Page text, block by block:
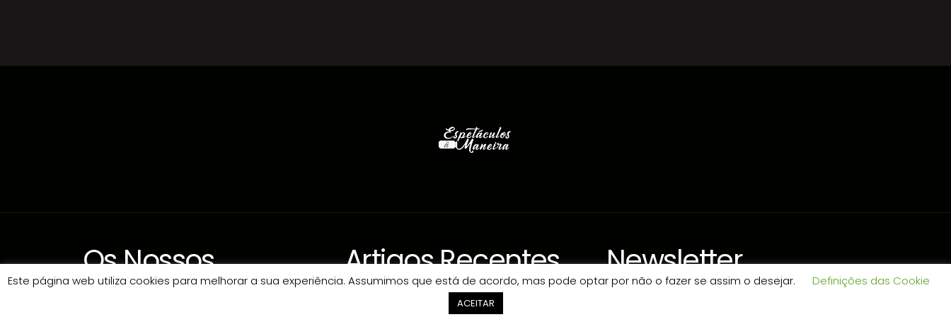
Os Nossos
Contactos
Artigos Recentes
Adiamento: Espetáculo Teresa Guilherme – Faro
Newsletter
Este página web utiliza cookies para melhorar a sua experiência. Assumimos que está de acordo, mas pode optar por não o fazer se assim o desejar. Definições das Cookie
ACEITAR